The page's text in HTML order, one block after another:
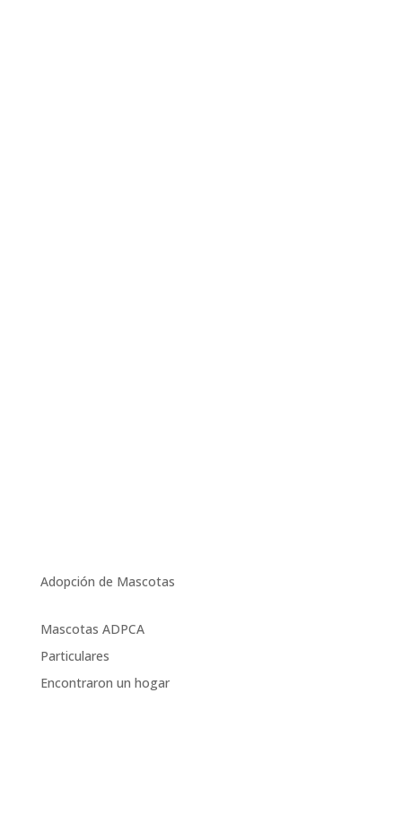
Adopción de Mascotas
Mascotas ADPCA
Particulares
Encontraron un hogar